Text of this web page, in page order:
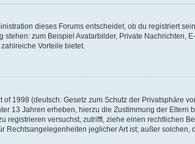
dieses Forums entscheidet, ob du registriert
zum Beispiel Avatarbilder, Private Nachrichten,
Vorteile bietet.
1998 (deutsch: Gesetz zum Schutz der Privatsphäre
13 Jahren erheben, hierzu die Zustimmung der
registrieren versuchst, zutrifft, ziehe einen rechtlichen
jeglicher Art ist; außer